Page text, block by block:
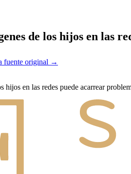
de los hijos en las
fuente original →
hijos en las redes puede acarrear